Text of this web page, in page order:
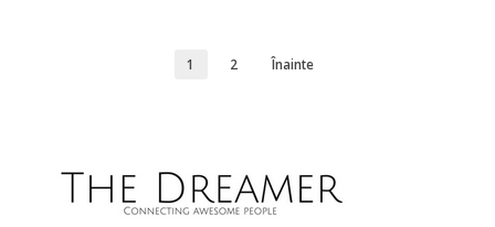
1 2 Înainte